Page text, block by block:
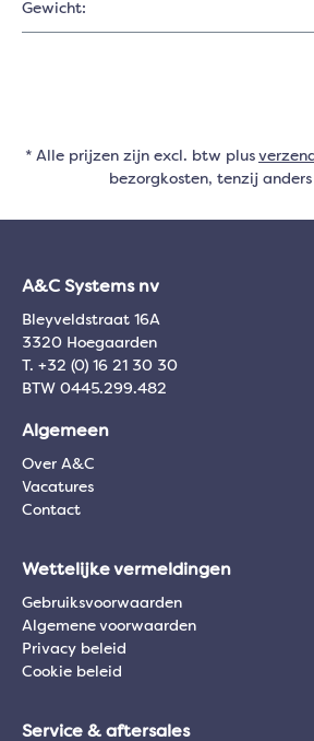
Gewicht:
* Alle prijzen zijn excl. btw plus
bezorgkosten, tenzij
A&C Systems nv
Bleyveldstraat 16A
3320 Hoegaarden
T. +32 (0) 16 21 30 30
BTW 0445.299.482
Algemeen
Over A&C
Vacatures
Contact
Wettelijke vermeldingen
Gebruiksvoorwaarden
Algemene voorwaarden
Privacy beleid
Cookie beleid
Service & aftersales